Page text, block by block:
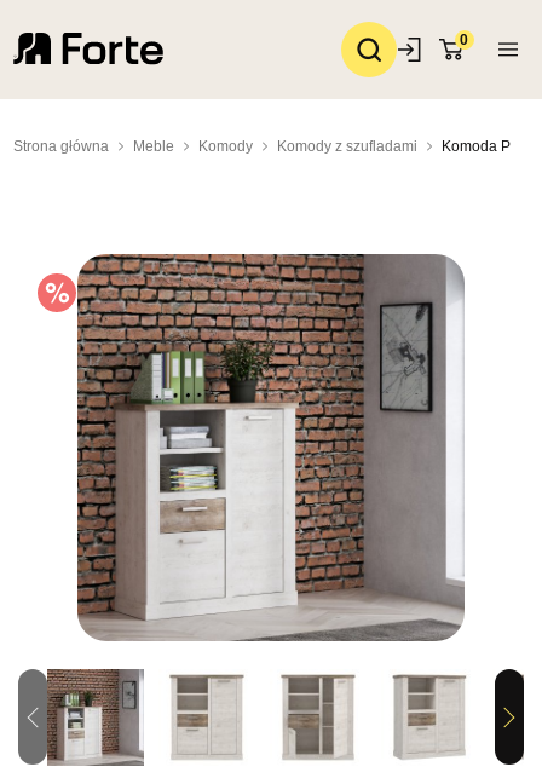
0
Strona główna Meble Komody Komody z szufladami Komoda P
Previous Next